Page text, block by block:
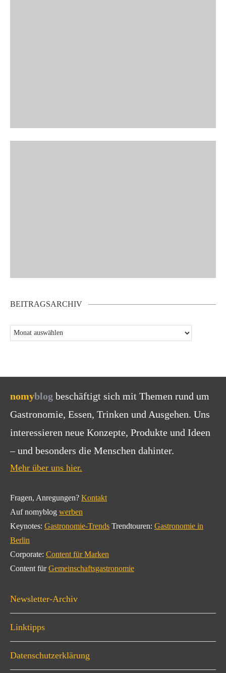
BEITRAGSARCHIV
nomyblog beschäftigt sich mit Themen rund um
Gastronomie, Essen, Trinken und Ausgehen. Uns
interessieren neue Konzepte, Produkte und Ideen
– und besonders die Menschen dahinter.
Mehr über uns hier.
Fragen, Anregungen? Kontakt
Auf nomyblog werben
Keynotes: Gastronomie-Trends Trendtouren: Gastronomie in
Berlin
Corporate: Content für Marken
Content fürGemeinschaftsgastronomie
Newsletter-Archiv
Linktipps
Datenschutzerklärung